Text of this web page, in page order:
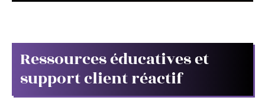
Ressources éducatives et
support client réactif